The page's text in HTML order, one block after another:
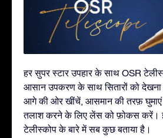
हर सुपर स्टार उपहार के साथ OSR
आसान उपकरण के साथ सितारों को
आगे की ओर खींचें, आसमान की तरफ़
तलाश करने के लिए लेंस को फ़ोकस करें।
टेलीस्कोप के बारे में सब कुछ बताया है।